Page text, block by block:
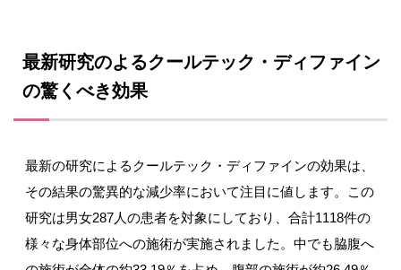
最新研究のよるクールテック・ディファイン
の驚くべき効果
最新の研究によるクールテック・ディファインの効果は、
その結果の驚異的な減少率において注目に値します。この
研究は男女287人の患者を対象にしており、合計1118件の
様々な身体部位への施術が実施されました。中でも脇腹へ